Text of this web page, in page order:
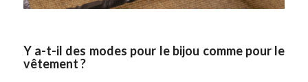
Y a-t-il des modes pour le bijou comme pour le
vêtement ?